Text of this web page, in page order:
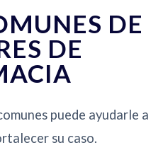
DE
DE
puede ayudarle a
su caso.